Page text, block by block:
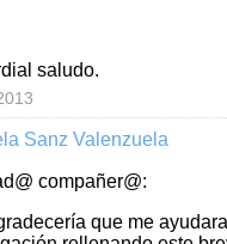
saludo.
Sanz Valenzuela
compañer@:
que me